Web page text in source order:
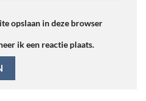
opslaan in deze browser
ik een reactie plaats.